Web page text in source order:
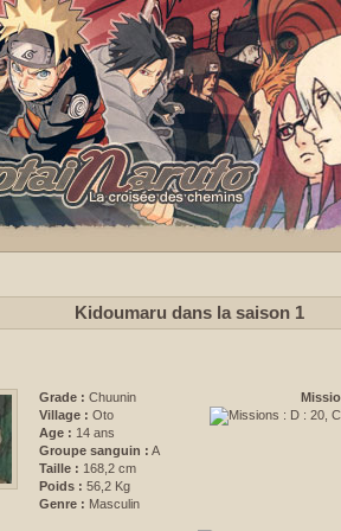
Kidoumaru dans la saison 1
Grade : Chuunin
Village : Oto
Age : 14 ans
Groupe sanguin : A
Taille : 168,2 cm
Poids : 56,2 Kg
Genre : Masculin